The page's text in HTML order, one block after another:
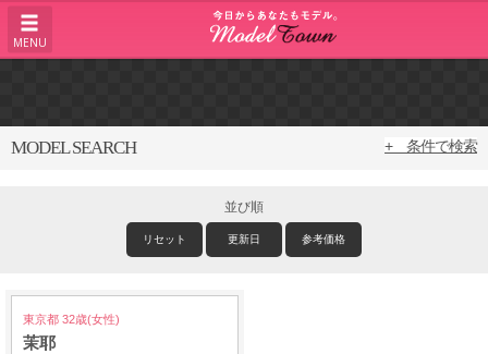
MENU
MODEL SEARCH + 条件で検索
並び順
リセット 更新日 参考価格
東京都 32歳(女性)
茉耶